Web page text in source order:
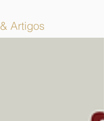
& Artigos